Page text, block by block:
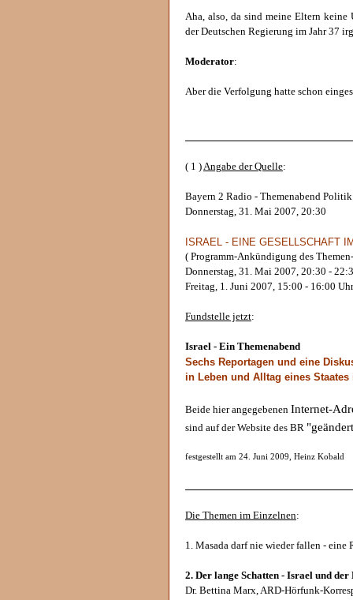
Aha, also, da sind meine Eltern
der Deutschen Regierung im Jahr 37
Moderator:
Aber die Verfolgung hatte schon
( 1 )Angabe der Quelle:
Bayern 2 Radio - Themenabend
Donnerstag, 31. Mai 2007, 20:30
ISRAEL - EINE GESELLSCHAFT
( Programm-Ankündigung des
Donnerstag, 31. Mai 2007, 20:30 -
Freitag, 1. Juni 2007, 15:00 - 16:00
Fundstelle jetzt:
Israel - Ein Themenabend
Sechs Reportagen und eine
in Leben und Alltag eines
Beide hier angegebenen Internet-
sind auf der Website des BR
festgestellt am 24. Juni 2009, Heinz Kobald
Die Themen im Einzelnen:
1. Masada darf nie wieder fallen - eine
2. Der lange Schatten - Israel und der
Dr. Bettina Marx, ARD-Hörfunk-